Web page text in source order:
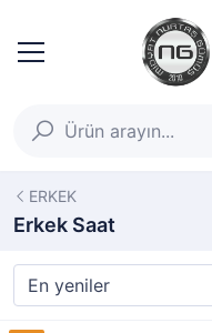
ERKEK
Erkek Saat